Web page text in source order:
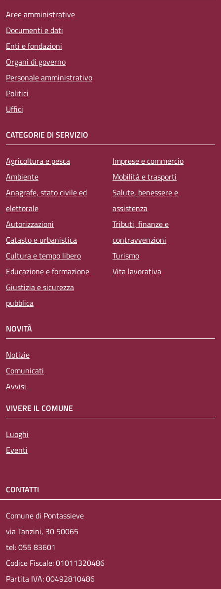
Aree amministrative
Documenti e dati
Enti e fondazioni
Organi di governo
Personale amministrativo
Politici
Uffici
CATEGORIE DI SERVIZIO
Agricoltura e pesca
Ambiente
Anagrafe, stato civile ed
elettorale
Autorizzazioni
Catasto e urbanistica
Cultura e tempo libero
Educazione e formazione
Giustizia e sicurezza
pubblica
Imprese e commercio
Mobilità e trasporti
Salute, benessere e
assistenza
Tributi, finanze e
contravvenzioni
Turismo
Vita lavorativa
NOVITÀ
Notizie
Comunicati
Avvisi
VIVERE IL COMUNE
Luoghi
Eventi
CONTATTI
Comune di Pontassieve
via Tanzini, 30 50065
tel: 055 83601
Codice Fiscale: 01011320486
Partita IVA: 00492810486